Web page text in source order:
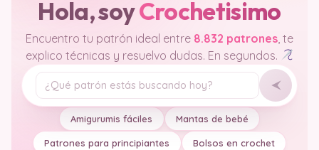
Hola, soyCrochetisimo
Encuentro tu patrón ideal entre 8.832 patrones , te
explico técnicas y resuelvo dudas. En segundos.
Tu pregunta
Amigurumis fáciles Mantas de bebé
Patrones para principiantes Bolsos en crochet